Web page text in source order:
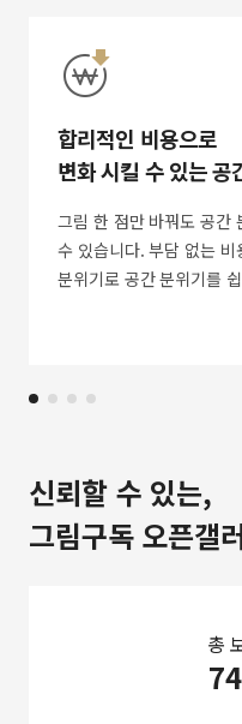
합리적인 비용으로
변화 시킬 수 있는 공
그림 한 점만 바꿔도 공간
수 있습니다. 부담 없는 비
분위기로 공간 분위기를
신뢰할 수 있는,
그림구독 오픈갤
총